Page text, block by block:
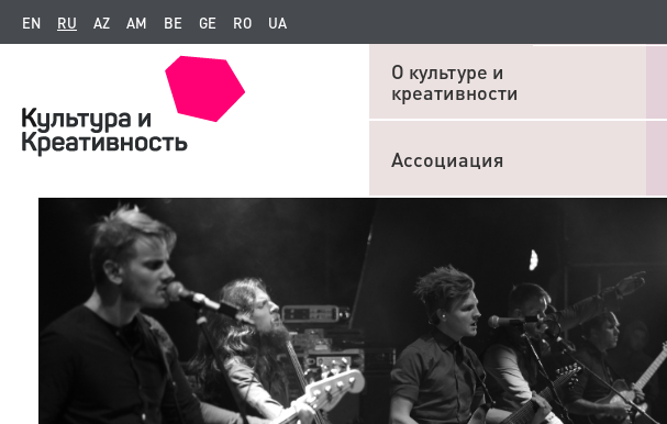
EN RU AZ AM BE GE RO UA
О культуре и
креативности
Ассоциация